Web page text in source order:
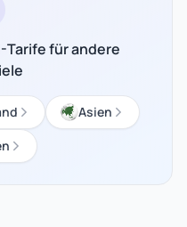
Tarife für andere
Asien